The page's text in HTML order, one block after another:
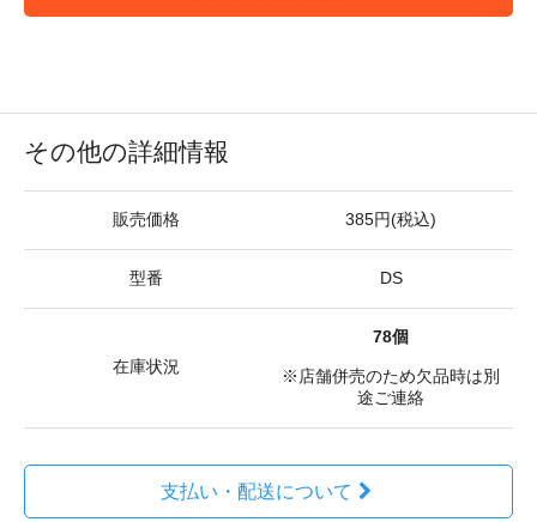
その他の詳細情報
販売価格 385円(税込)
型番 DS
在庫状況
78個
※店舗併売のため欠品時は別
途ご連絡
支払い・配送について